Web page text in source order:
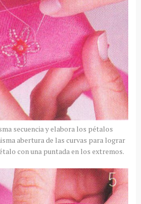
secuencia y elabora los pétalos
abertura de las curvas para lograr
con una puntada en los extremos.